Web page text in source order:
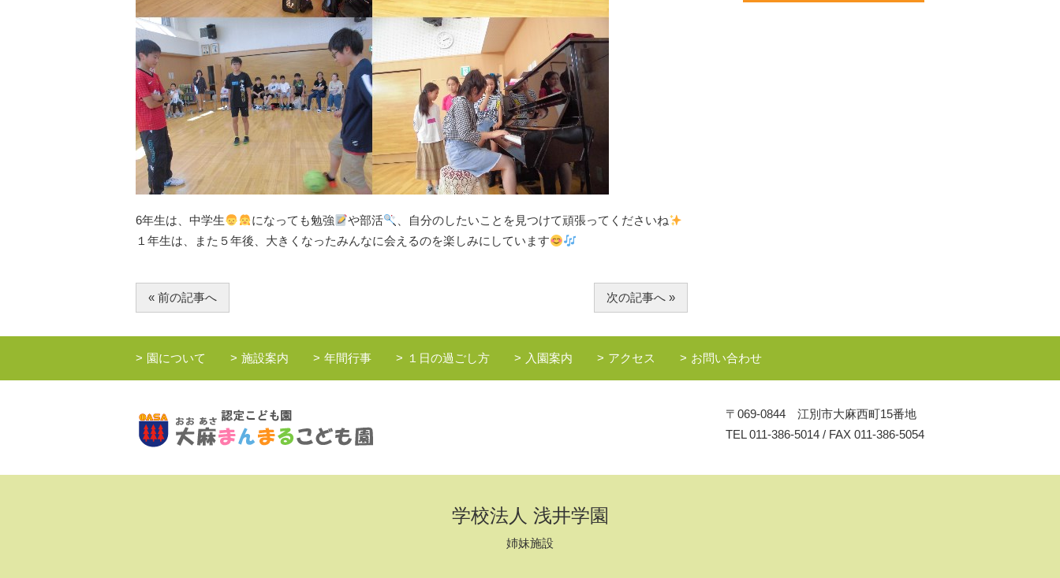
6年生は、中学生 になっても勉強 や部活
、自分のしたいことを見つけて頑張ってくださいね
１年生は、また５年後、大きくなったみんなに会えるのを楽しみにしています
« 前の記事へ 次の記事へ »
園について 施設案内 年間行事 １日の過ごし方 入園案内 アクセス お問い合わせ
〒069-0844 江別市大麻西町15番地
TEL011-386-5014 / FAX 011-386-5054
学校法人 浅井学園
姉妹施設